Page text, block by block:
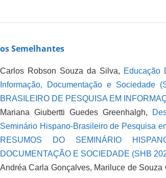
Semelhantes
Carlos Robson Souza da Silva, Educação
Informação, Documentação e Sociedade
BRASILEIRO DE PESQUISA EM
Mariana Giubertti Guedes Greenhalgh,
Seminário Hispano-Brasileiro de Pesquisa
RESUMOS DO SEMINÁRIO
DOCUMENTAÇÃO E SOCIEDADE (SHB
Andréa Carla Gonçalves, Mariluce de Souza